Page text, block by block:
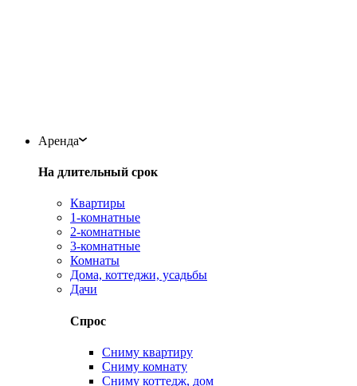
Аренда
На длительный срок
Квартиры
1-комнатные
2-комнатные
3-комнатные
Комнаты
Дома, коттеджи, усадьбы
Дачи
Спрос
Сниму квартиру
Сниму комнату
Сниму коттедж, дом